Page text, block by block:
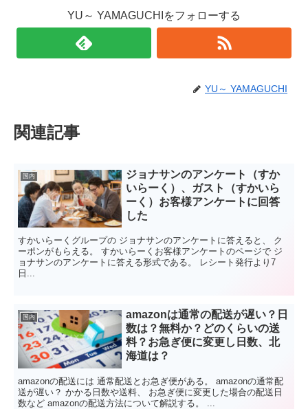
YU～ YAMAGUCHIをフォローする
YU～ YAMAGUCHI
関連記事
国内
ジョナサンのアンケート（すか
いらーく）、ガスト（すかいら
ーく）お客様アンケートに回答
した
すかいらーくグループの ジョナサンのアンケートに答えると、 ク
ーポンがもらえる。 すかいらーくお客様アンケートのページで ジ
ョナサンのアンケートに答える形式である。 レシート発行より7
日...
国内
amazonは通常の配送が遅い？日
数は？無料か？どのくらいの送
料？お急ぎ便に変更し日数、北
海道は？
amazonの配送には 通常配送とお急ぎ便がある。 amazonの通常配
送が遅い？ かかる日数や送料、 お急ぎ便に変更した場合の配送日
数など amazonの配送方法について解説する。 ...